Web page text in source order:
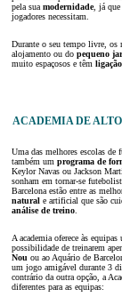
pela suamodernidade, já que
jogadores necessitam.
Durante o seu tempo livre, os
alojamento ou do pequeno
muito espaçosos e têm
ACADEMIA DE
Uma das melhores escolas de
também um programa de
Keylor Navas ou Jackson
sonham em tornar-se
Barcelona estão entre as
natural e artificial que são
análise de treino
A academia oferece às
possibilidade de treinarem
Nou ou ao Aquário de
um jogo amigável durante 3
contrário da outra opção, a
diferentes para as equipas: